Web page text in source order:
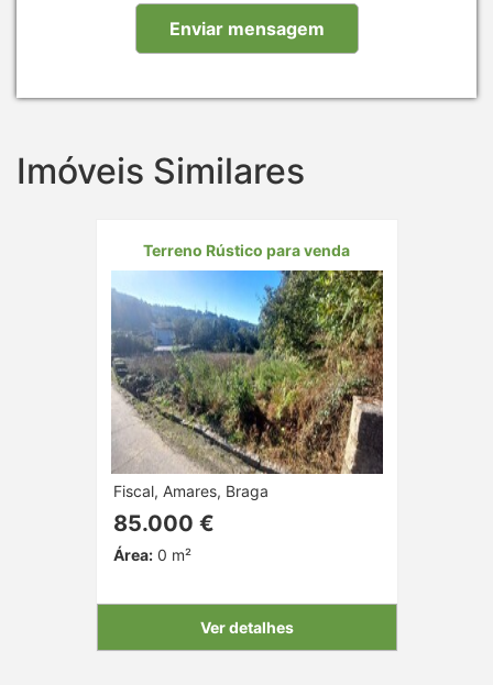
Imóveis Similares
Terreno Rústico para venda
Fiscal, Amares, Braga
85.000 €
Área:0 m²
Ver detalhes